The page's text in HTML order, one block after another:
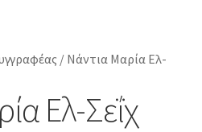
/ Νάντια Μαρία Ελ-
Ελ-Σεΐχ